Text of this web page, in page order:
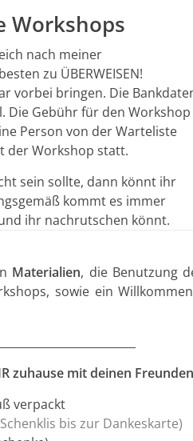
Workshops
nach meiner
zu ÜBERWEISEN!
vorbei bringen. Die
Die Gebühr für den Workshop
Person von der Warteliste
der Workshop statt.
sein sollte, dann könnt ihr
kommt es immer
ihr nachrutschen könnt.
Materialien, die Benutzung
sowie ein
zuhause mit deinen Freunden
verpackt
bis zur Dankeskarte)